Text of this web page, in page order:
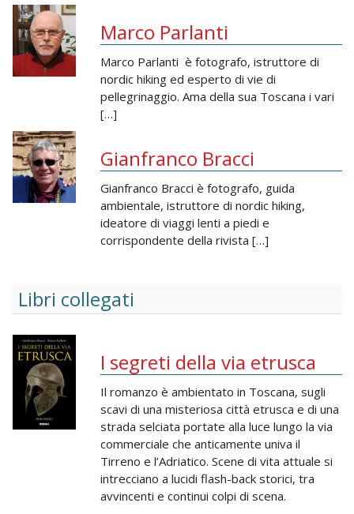
Marco Parlanti
Marco Parlanti è fotografo, istruttore di
nordic hiking ed esperto di vie di
pellegrinaggio. Ama della sua Toscana i vari
[…]
Gianfranco Bracci
Gianfranco Bracci è fotografo, guida
ambientale, istruttore di nordic hiking,
ideatore di viaggi lenti a piedi e
corrispondente della rivista […]
Libri collegati
I segreti della via etrusca
Il romanzo è ambientato in Toscana, sugli
scavi di una misteriosa città etrusca e di una
strada selciata portate alla luce lungo la via
commerciale che anticamente univa il
Tirreno e l’Adriatico. Scene di vita attuale si
intrecciano a lucidi flash-back storici, tra
avvincenti e continui colpi di scena.